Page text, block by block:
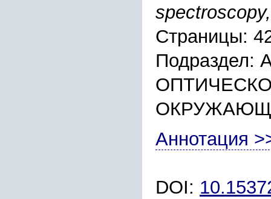
Страницы:
Аннотация
DOI: